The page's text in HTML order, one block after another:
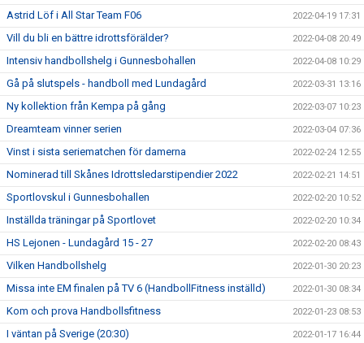
Astrid Löf i All Star Team F06 2022-04-19 17:31
Vill du bli en bättre idrottsförälder? 2022-04-08 20:49
Intensiv handbollshelg i Gunnesbohallen 2022-04-08 10:29
Gå på slutspels - handboll med Lundagård 2022-03-31 13:16
Ny kollektion från Kempa på gång 2022-03-07 10:23
Dreamteam vinner serien 2022-03-04 07:36
Vinst i sista seriematchen för damerna 2022-02-24 12:55
Nominerad till Skånes Idrottsledarstipendier 2022 2022-02-21 14:51
Sportlovskul i Gunnesbohallen 2022-02-20 10:52
Inställda träningar på Sportlovet 2022-02-20 10:34
HS Lejonen - Lundagård 15 - 27 2022-02-20 08:43
Vilken Handbollshelg 2022-01-30 20:23
Missa inte EM finalen på TV 6 (HandbollFitness inställd) 2022-01-30 08:34
Kom och prova Handbollsfitness 2022-01-23 08:53
I väntan på Sverige (20:30) 2022-01-17 16:44